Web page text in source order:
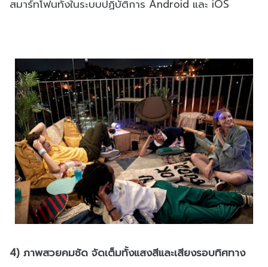
สมาร์ทโฟนทั้งในระบบปฏิบัติการ Android และ iOS
4) ภาพสวยคมชัด จัดเต็มทั้งแสงสีและเสียงรอบทิศทาง